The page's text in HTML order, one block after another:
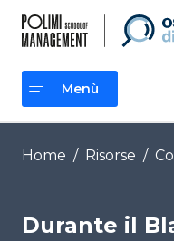
contenuto
Menù
Menù
Home / Risorse /
Durante il